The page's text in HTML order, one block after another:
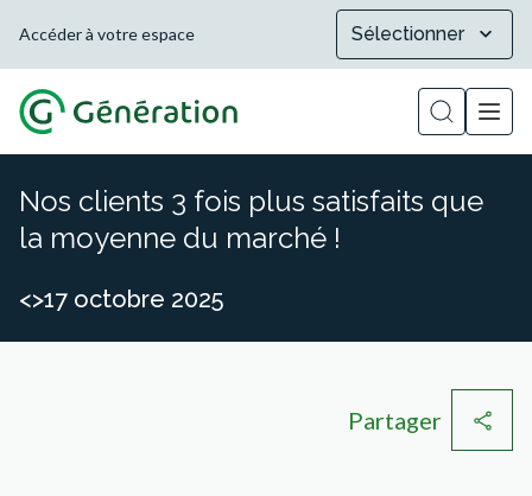
Accéder à votre espace Sélectionner
Afficher la
Nos clients 3 fois plus satisfaits que
la moyenne du marché !
<>17 octobre 2025
Partager